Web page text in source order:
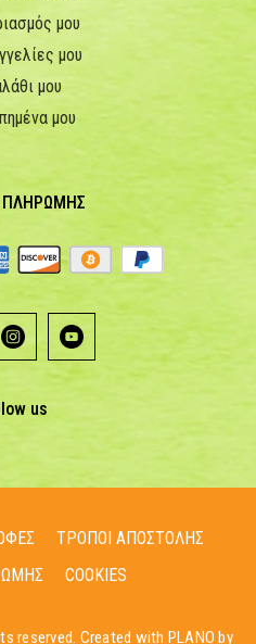
μου
μου
μου
μου
ΠΛΗΡΩΜΗΣ
us
ΤΡΟΠΟΙ ΑΠΟΣΤΟΛΗΣ
COOKIES
reserved. Created with PLANO by